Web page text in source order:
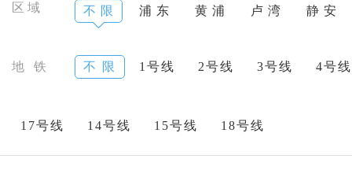
区域 不 限 浦 东 黄 浦 卢 湾 静 安
地 铁 不 限 1号线 2号线 3号线 4号线
17号线 14号线 15号线 18号线